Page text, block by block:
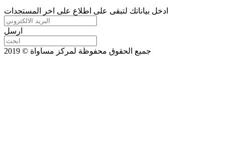
ادخل بياناتك لتبقى على اطلاع على اخر المستجدات
ارسل
جميع الحقوق محفوظة لمركز مساواة © 2019